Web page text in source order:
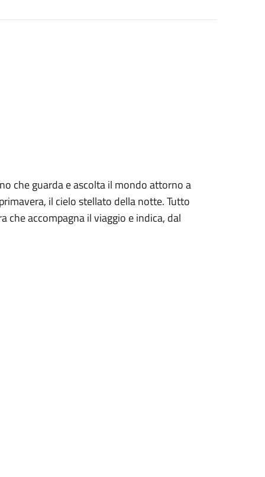
che guarda e ascolta il mondo attorno a
il cielo stellato della notte. Tutto
che accompagna il viaggio e indica, dal